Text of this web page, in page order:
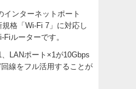
インターネットポート
格「Wi-Fi 7」に対応し
ルーターです。
LANポート×1が10Gbps
線をフル活用することが